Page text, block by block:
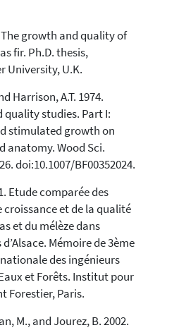
The growth and quality of
fir. Ph.D. thesis,
University, U.K.
Harrison, A.T. 1974.
quality studies. Part I:
stimulated growth on
anatomy. Wood Sci.
doi:10.1007/BF00352024.
Etude comparée des
croissance et de la qualité
et du mélèze dans
Mémoire de 3ème
nationale des ingénieurs
et Forêts. Institut pour
Forestier, Paris.
M., and Jourez, B. 2002.